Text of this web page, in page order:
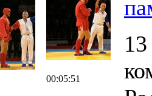
00:05:51